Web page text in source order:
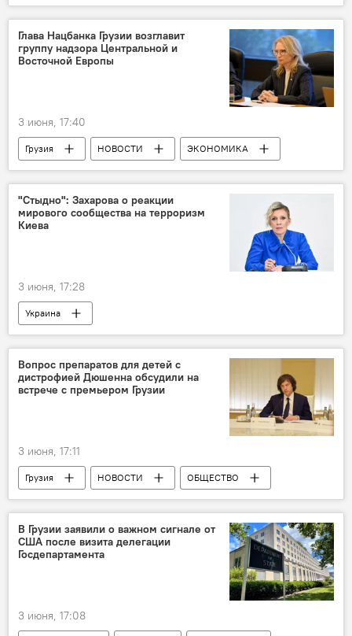
Сакстат
Глава Нацбанка Грузии возглавит
группу надзора Центральной и
Восточной Европы
3 июня, 17:40
Грузия НОВОСТИ
ЭКОНОМИКА
Натия Турнава
Национальный банк Грузии
"Стыдно": Захарова о реакции
мирового сообщества на терроризм
Киева
3 июня, 17:28
Украина
Обострение ситуации вокруг Украины
Россия
В мире
НОВОСТИ
Киев
МИД России
Вопрос препаратов для детей с
дистрофией Дюшенна обсудили на
встрече с премьером Грузии
3 июня, 17:11
Грузия НОВОСТИ
ОБЩЕСТВО
Тбилиси
Ираклий Кобахидзе
Минздрав
Редкие заболевания
болезнь
В Грузии заявили о важном сигнале от
США после визита делегации
Госдепартамента
3 июня, 17:08